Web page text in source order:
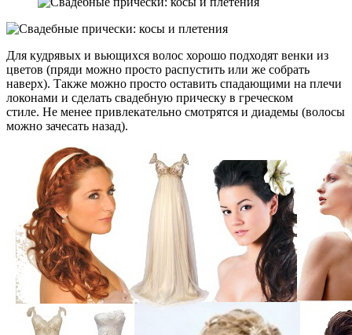
Для кудрявых и вьющихся волос хорошо подходят венки из
цветов (пряди можно просто распустить или же собрать
наверх). Также можно просто оставить спадающими на плечи
локонами и сделать свадебную прическу в греческом
стиле. Не менее привлекательно смотрятся и диадемы (волосы
можно зачесать назад).